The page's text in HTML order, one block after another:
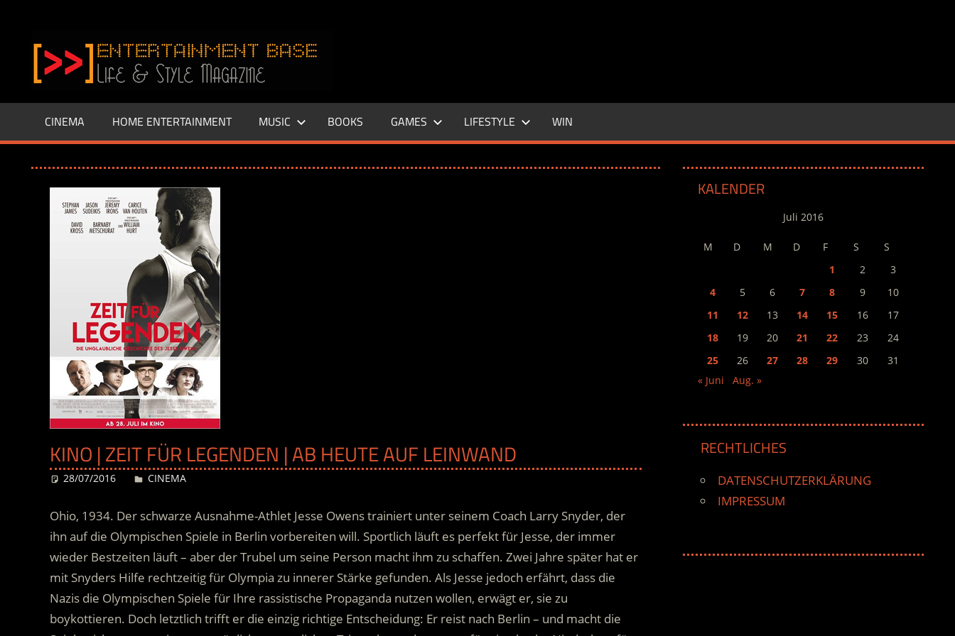
springen
–
LIFE
Base.de
CINEMA HOME ENTERTAINMENT MUSIC BOOKS GAMES LIFESTYLE WIN
KINO | ZEIT FÜR LEGENDEN | AB HEUTE AUF LEINWAND
28/07/2016 Desiree
CINEMA
Ohio, 1934. Der schwarze Ausnahme-Athlet Jesse Owens trainiert unter seinem Coach Larry Snyder, der
ihn auf die Olympischen Spiele in Berlin vorbereiten will. Sportlich läuft es perfekt für Jesse, der immer
wieder Bestzeiten läuft – aber der Trubel um seine Person macht ihm zu schaffen. Zwei Jahre später hat er
mit Snyders Hilfe rechtzeitig für Olympia zu innerer Stärke gefunden. Als Jesse jedoch erfährt, dass die
Nazis die Olympischen Spiele für Ihre rassistische Propaganda nutzen wollen, erwägt er, sie zu
boykottieren. Doch letztlich trifft er die einzig richtige Entscheidung: Er reist nach Berlin – und macht die
KALENDER
Juli 2016
M D M D F S
S
1
2
3
4
5 6 7 8 9
10
11
12 13 14 15 16
17
18
19 20 21 22 23
24
25
26 27 28 29 30
31
« Juni
Aug. »
RECHTLICHES
DATENSCHUTZERKLÄRUNG
IMPRESSUM